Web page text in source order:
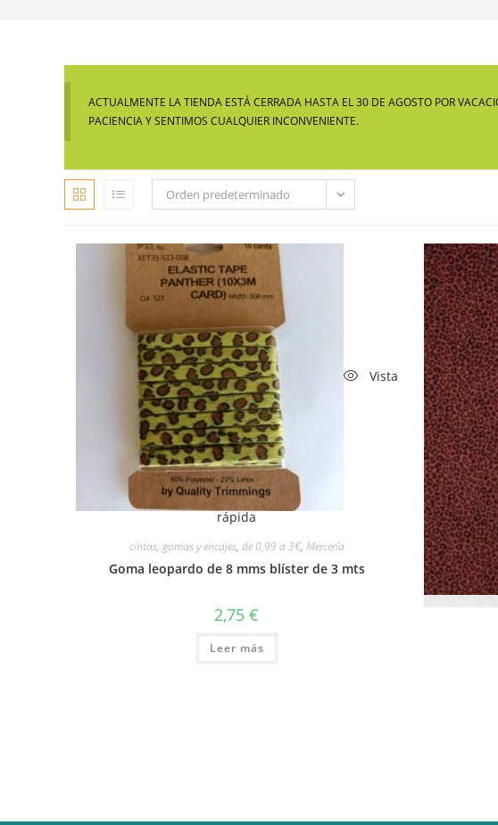
ACTUALMENTE LA TIENDA ESTÁ CERRADA HASTA EL 30 DE AGOSTO POR
PACIENCIA Y SENTIMOS CUALQUIER INCONVENIENTE.
Orden predeterminado
Vista
rápida
cintas, gomas y encajes, de 0,99 a 3€, Mercería
Goma leopardo de 8 mms blíster de 3 mts
2,75€
Leer más